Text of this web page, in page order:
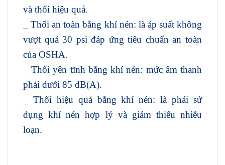
và thổi hiệu quả.
_ Thổi an toàn bằng khí nén: là áp suất không
vượt quá 30 psi đáp ứng tiêu chuẩn an toàn
của OSHA.
_ Thổi yên tĩnh bằng khí nén: mức âm thanh
phải dưới 85 dB(A).
_ Thổi hiệu quả bằng khí nén: là phải sử
dụng khí nén hợp lý và giảm thiểu nhiễu
loạn.